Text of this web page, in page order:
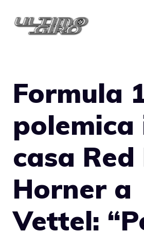
Formula
polemica
casa Red
Horner a
Vettel: